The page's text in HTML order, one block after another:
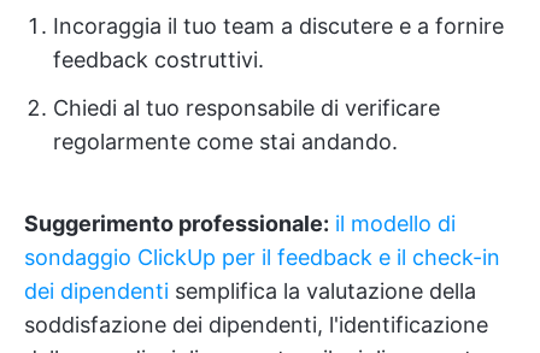
Incoraggia il tuo team a discutere e a fornire
feedback costruttivi.
Chiedi al tuo responsabile di verificare
regolarmente come stai andando.
Suggerimento professionale: il modello di
sondaggio ClickUp per il feedback e il check-in
dei dipendenti semplifica la valutazione della
soddisfazione dei dipendenti, l'identificazione